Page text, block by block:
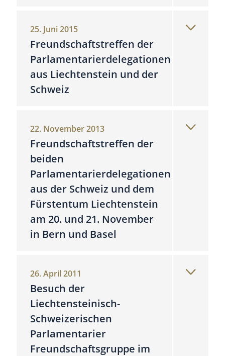
25. Juni 2015
Freundschaftstreffen der
Parlamentarierdelegationen
aus Liechtenstein und der
Schweiz
22. November 2013
Freundschaftstreffen der
beiden
Parlamentarierdelegationen
aus der Schweiz und dem
Fürstentum Liechtenstein
am 20. und 21. November
in Bern und Basel
26. April 2011
Besuch der
Liechtensteinisch-
Schweizerischen
Parlamentarier
Freundschaftsgruppe im